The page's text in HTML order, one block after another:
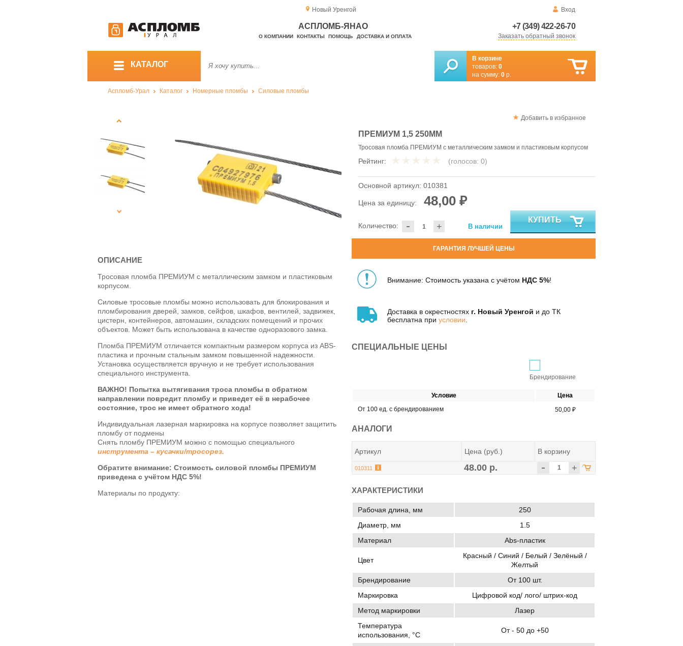
Новый Уренгой Вход
+7 (349) 422-26-70
Заказать обратный звонок
АСПЛОМБ-ЯНАО
О КОМПАНИИ КОНТАКТЫ ПОМОЩЬ ДОСТАВКА И ОПЛАТА
КАТАЛОГ
В корзине
товаров: 0
на сумму: 0 р.
Аспломб-Урал Каталог Номерные пломбы Силовые пломбы
Добавить в избранное
ПРЕМИУМ 1,5 250ММ
Тросовая пломба ПРЕМИУМ с металлическим замком и пластиковым корпусом
Рейтинг: (голосов: 0)
Основной артикул: 010381
Цена за единицу: 48,00 ₽
- +
Количество: В наличии
КУПИТЬ
ГАРАНТИЯ ЛУЧШЕЙ ЦЕНЫ
Внимание: Стоимость указана с учётом НДС 5%!
Доставка в окрестностях г. Новый Уренгой и до ТК
бесплатна при условии
СПЕЦИАЛЬНЫЕ ЦЕНЫ
Брендирование
Условие
Цена
От 100 ед. с брендированием
50,00 ₽
АНАЛОГИ
Артикул Цена (руб.) В корзину
010311 48.00 р. - +
ОПИСАНИЕ
Тросовая пломба ПРЕМИУМ с металлическим замком и пластиковым
корпусом.
Силовые тросовые пломбы можно использовать для блокирования и
пломбирования дверей, замков, сейфов, шкафов, вентилей, задвижек,
цистерн, контейнеров, автомашин, складских помещений и прочих
объектов. Может быть использована в качестве одноразового замка.
Пломба ПРЕМИУМ отличается компактным размером корпуса из ABS-
пластика и прочным стальным замком повышенной надежности.
Установка осуществляется вручную и не требует использования
специального инструмента.
ВАЖНО! Попытка вытягивания троса пломбы в обратном
направлении повредит пломбу и приведет её в нерабочее
состояние, трос не имеет обратного хода!
Индивидуальная лазерная маркировка на корпусе позволяет защитить
пломбу от подмены
Снять пломбу ПРЕМИУМ можно с помощью специального
инструмента – кусачки/тросорез.
Обратите внимание: Стоимость силовой пломбы ПРЕМИУМ
приведена с учётом НДС 5%!
Материалы по продукту:
ХАРАКТЕРИСТИКИ
Рабочая длина, мм
250
Диаметр, мм
1.5
Материал
Abs-пластик
Цвет
Красный / Синий / Белый / Зелёный /
Желтый
Брендирование
От 100 шт.
Маркировка
Цифровой код/ лого/ штрих-код
Метод маркировки
Лазер
Температура
использования, °C
От - 50 до +50